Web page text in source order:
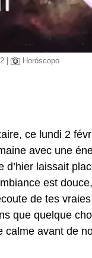
| Horóscopo
ce lundi 2
avec une
d’hier laissait
est
de tes
que quelque
calme avant de